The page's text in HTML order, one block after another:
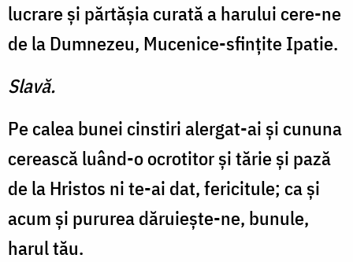
lucrare şi părtăşia curată a harului cere-ne
de la Dumnezeu, Mucenice-sfinţite Ipatie.
Slavă.
Pe calea bunei cinstiri alergat-ai şi cununa
cerească luând-o ocrotitor şi tărie şi pază
de la Hristos ni te-ai dat, fericitule; ca şi
acum şi pururea dăruieşte-ne, bunule,
harul tău.